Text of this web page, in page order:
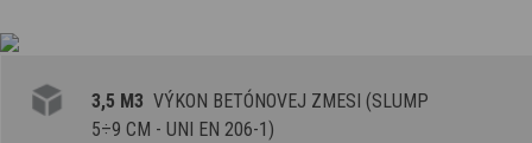
3,5 M3 VÝKON BETÓNOVEJ ZMESI (SLUMP
5÷9 CM - UNI EN 206-1)